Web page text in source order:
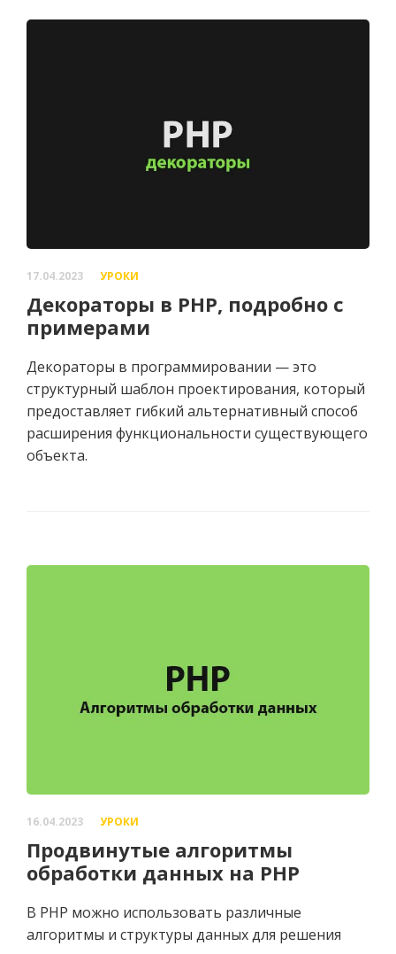
17.04.2023 УРОКИ
Декораторы в PHP, подробно с
примерами
Декораторы в программировании — это
структурный шаблон проектирования, который
предоставляет гибкий альтернативный способ
расширения функциональности существующего
объекта.
16.04.2023 УРОКИ
Продвинутые алгоритмы
обработки данных на PHP
В PHP можно использовать различные
алгоритмы и структуры данных для решения